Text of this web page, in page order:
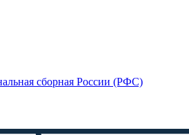
сборная России (РФС)